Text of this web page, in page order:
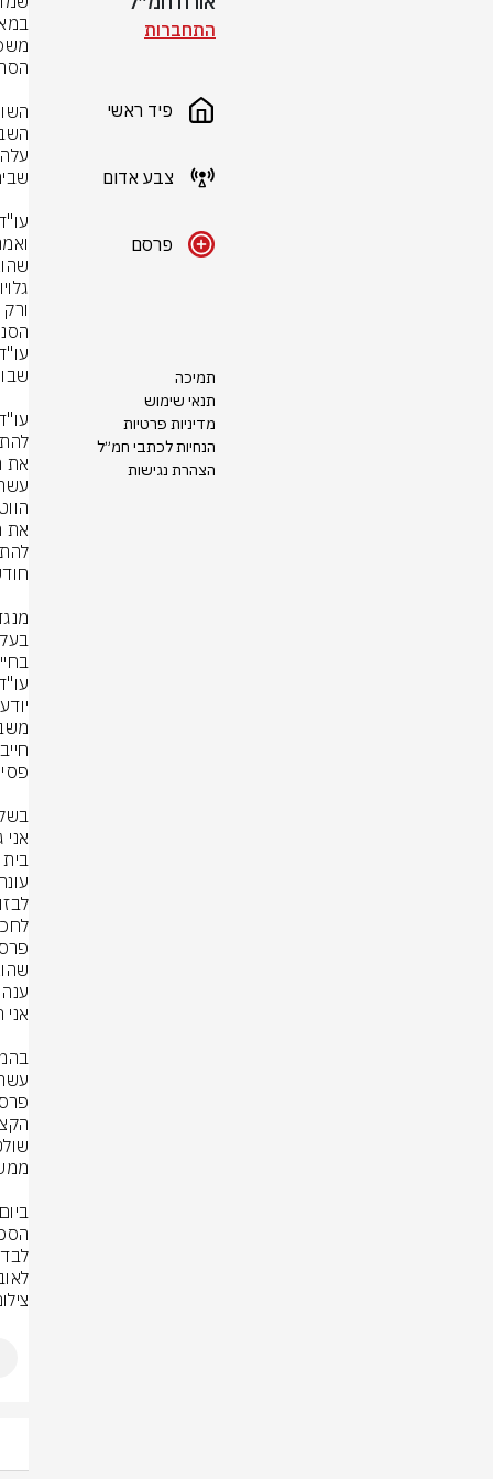
התחברות
פיד ראשי
צבע אדום
פרסם
תמיכה
תנאי שימוש
מדיניות פרטיות
הנחיות לכתבי חמ״ל
הצהרת נגישות